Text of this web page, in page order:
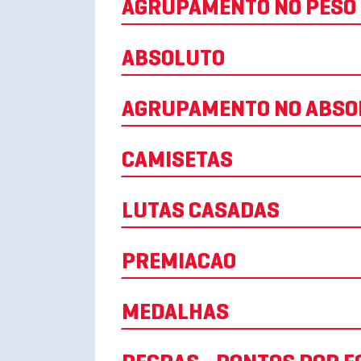
AGRUPAMENTO NO PESO
ABSOLUTO
AGRUPAMENTO NO
CAMISETAS
LUTAS CASADAS
PREMIACAO
MEDALHAS